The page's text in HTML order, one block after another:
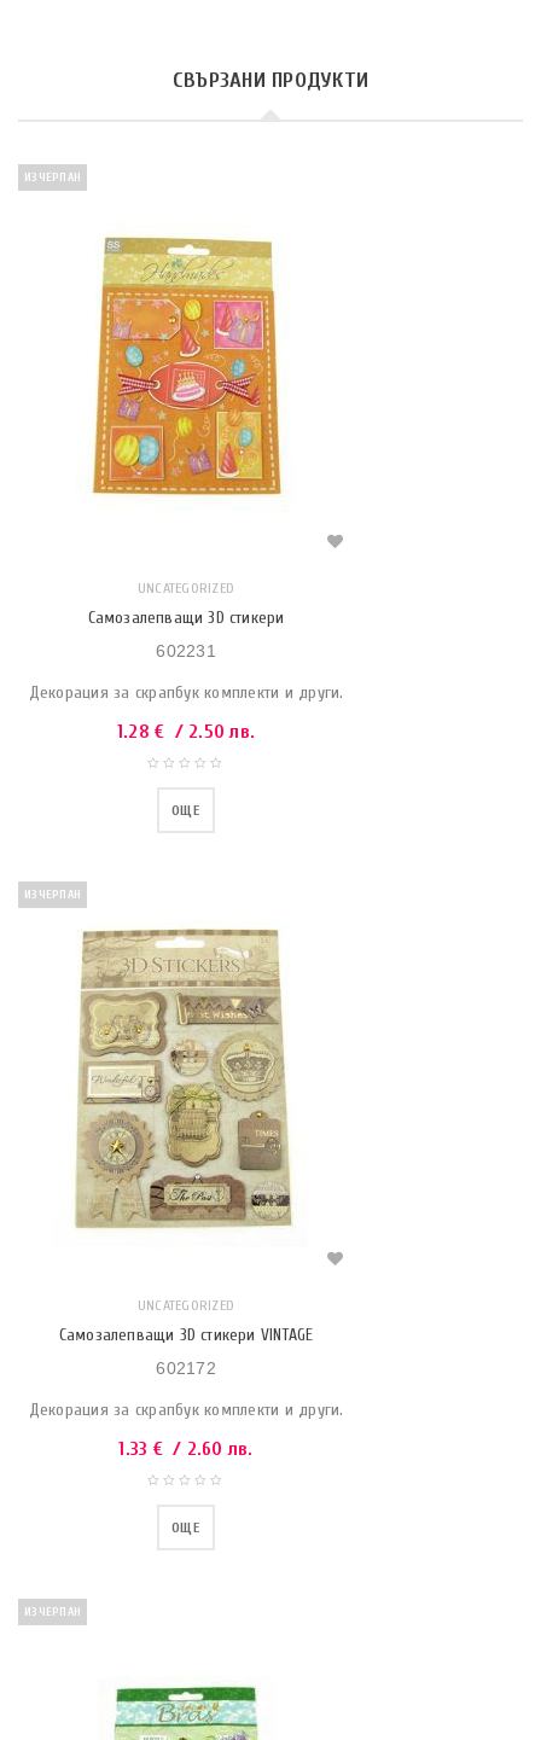
СВЪРЗАНИ ПРОДУКТИ
ИЗЧЕРПАН
UNCATEGORIZED
Самозалепващи 3D стикери
602231
Декорация за скрапбук комплекти и други.
1.28€ / 2.50 лв.
ОЩЕ
ИЗЧЕРПАН
UNCATEGORIZED
Самозалепващи 3D стикери VINTAGE
602172
Декорация за скрапбук комплекти и други.
1.33 € / 2.60 лв.
ОЩЕ
ИЗЧЕРПАН